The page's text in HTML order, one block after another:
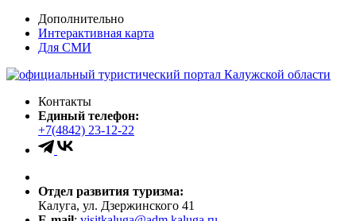
Дополнительно
Интерактивная карта
Для СМИ
Контакты
Единый телефон:
+7(4842) 23-12-22
Отдел развития туризма:
Калуга, ул. Дзержинского 41